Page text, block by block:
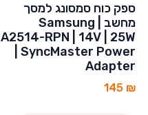
ספק כוח סמסונג למסך
מחשב Samsung |
A2514-RPN | 14V | 25W
| SyncMaster Power
Adapter
145 ₪